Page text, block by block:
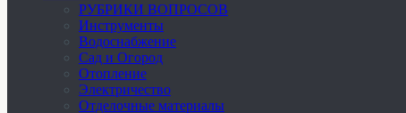
РУБРИКИ ВОПРОСОВ
Инструменты
Водоснабжение
Сад и Огород
Отопление
Электричество
Отделочные материалы